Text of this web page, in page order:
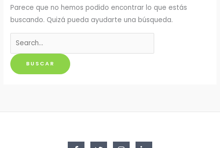
Parece que no hemos podido encontrar lo que estás
buscando. Quizá pueda ayudarte una búsqueda.
Buscar
por: